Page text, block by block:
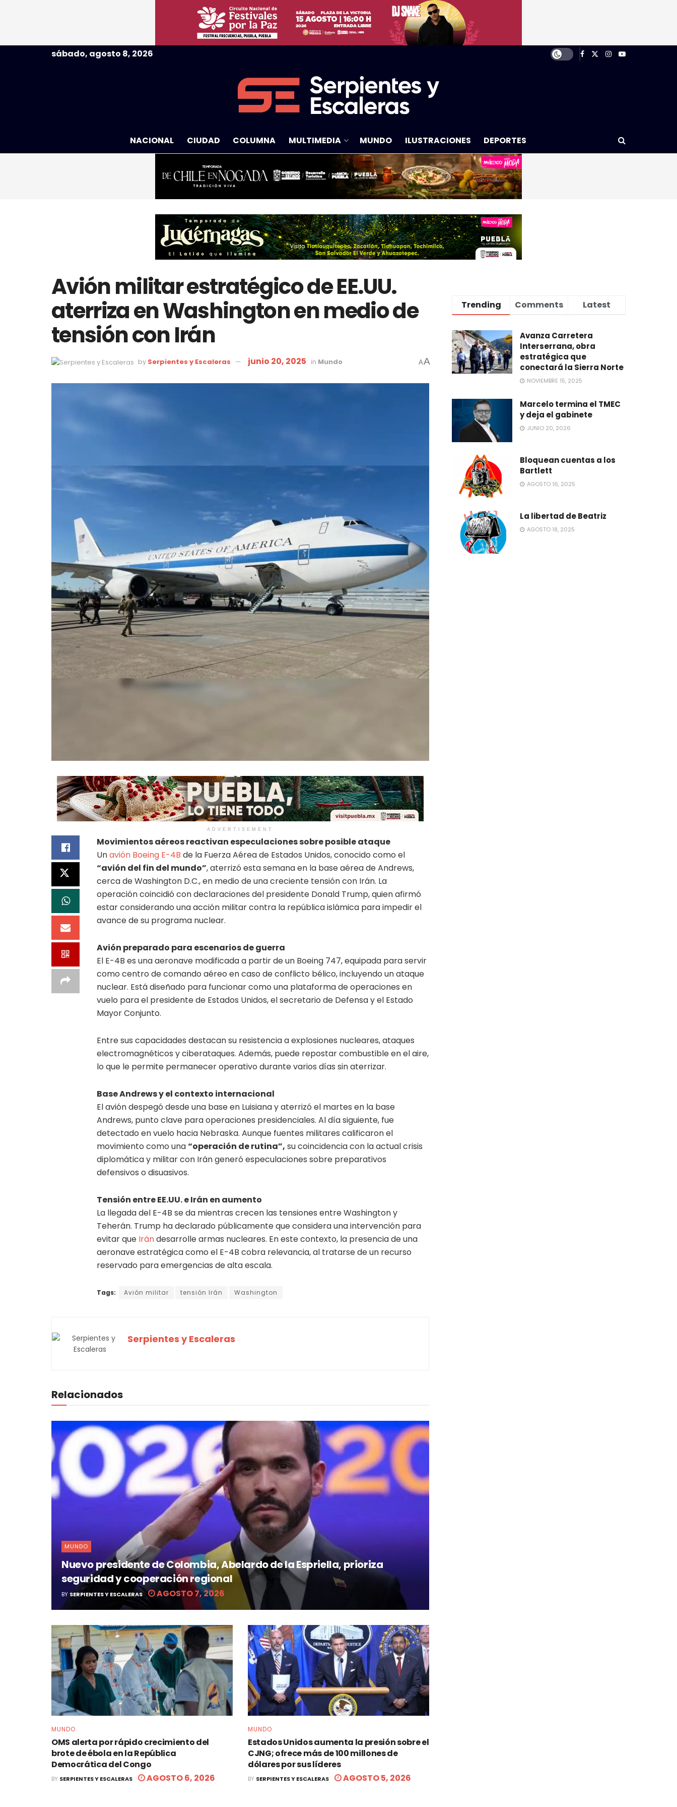
sábado, agosto 8, 2026
NACIONAL CIUDAD COLUMNA MULTIMEDIA MUNDO ILUSTRACIONES DEPORTES
Avión militar estratégico de EE.UU.
aterriza en Washington en medio de
tensión con Irán
by Serpientes y Escaleras junio 20, 2025 in Mundo AA
ADVERTISEMENT
Movimientos aéreos reactivan especulaciones sobre posible ataque
Unavión Boeing E-4B de la Fuerza Aérea de Estados Unidos, conocido como el
“avión del fin del mundo”, aterrizó esta semana en la base aérea de Andrews,
cerca de Washington D.C., en medio de una creciente tensión con Irán. La
operación coincidió con declaraciones del presidente Donald Trump, quien afirmó
estar considerando una acción militar contra la república islámica para impedir el
avance de su programa nuclear.
Avión preparado para escenarios de guerra
El E-4B es una aeronave modificada a partir de un Boeing 747, equipada para servir
como centro de comando aéreo en caso de conflicto bélico, incluyendo un ataque
nuclear. Está diseñado para funcionar como una plataforma de operaciones en
vuelo para el presidente de Estados Unidos, el secretario de Defensa y el Estado
Mayor Conjunto.
Entre sus capacidades destacan su resistencia a explosiones nucleares, ataques
electromagnéticos y ciberataques. Además, puede repostar combustible en el aire,
lo que le permite permanecer operativo durante varios días sin aterrizar.
Base Andrews y el contexto internacional
El avión despegó desde una base en Luisiana y aterrizó el martes en la base
Andrews, punto clave para operaciones presidenciales. Al día siguiente, fue
detectado en vuelo hacia Nebraska. Aunque fuentes militares calificaron el
movimiento como una“operación de rutina”, su coincidencia con la actual crisis
diplomática y militar con Irán generó especulaciones sobre preparativos
defensivos o disuasivos.
Tensión entre EE.UU. e Irán en aumento
La llegada del E-4B se da mientras crecen las tensiones entre Washington y
Teherán. Trump ha declarado públicamente que considera una intervención para
evitar que Irándesarrolle armas nucleares. En este contexto, la presencia de una
aeronave estratégica como el E-4B cobra relevancia, al tratarse de un recurso
reservado para emergencias de alta escala.
Tags: Avión militar tensión Irán Washington
Serpientes y Escaleras
Relacionados
MUNDO
Nuevo presidente de Colombia, Abelardo de la Espriella, prioriza
seguridad y cooperación regional
BYSERPIENTES Y ESCALERAS AGOSTO 7, 2026
MUNDO
OMS alerta por rápido crecimiento del
brote de ébola en la República
Democrática del Congo
BY SERPIENTES Y ESCALERAS AGOSTO 6, 2026
MUNDO
Estados Unidos aumenta la presión sobre el
CJNG; ofrece más de 100 millones de
dólares por sus líderes
BY SERPIENTES Y ESCALERAS AGOSTO 5, 2026
Trending Comments Latest
Avanza Carretera
Interserrana, obra
estratégica que
conectará la Sierra Norte
NOVIEMBRE 15, 2025
Marcelo termina el TMEC
y deja el gabinete
JUNIO 20, 2026
Bloquean cuentas a los
Bartlett
AGOSTO 16, 2025
La libertad de Beatriz
AGOSTO 18, 2025